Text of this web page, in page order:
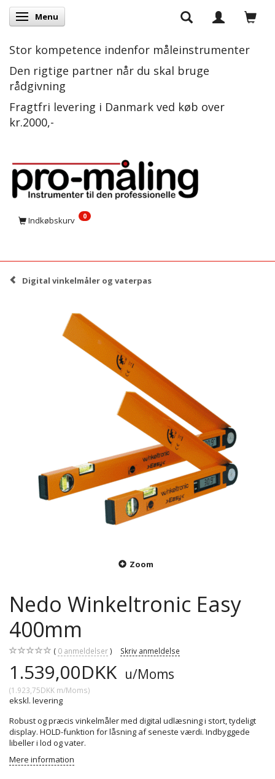
Skifte navigation
Menu
Stor kompetence indenfor måleinstrumenter
Den rigtige partner når du skal bruge
rådgivning
Fragtfri levering i Danmark ved køb over
kr.2000,-
Indkøbskurv 0
Digital vinkelmåler og vaterpas
Zoom
Nedo Winkeltronic Easy
400mm
0 anmeldelser Skriv anmeldelse
1.539,00DKK u/Moms
(1.923,75DKK m/Moms)
ekskl. levering
Robust og præcis vinkelmåler med digital udlæsning i stort, tydeligt
display. HOLD-funktion for låsning af seneste værdi. Indbyggede
libeller i lod og vater.
Mere information